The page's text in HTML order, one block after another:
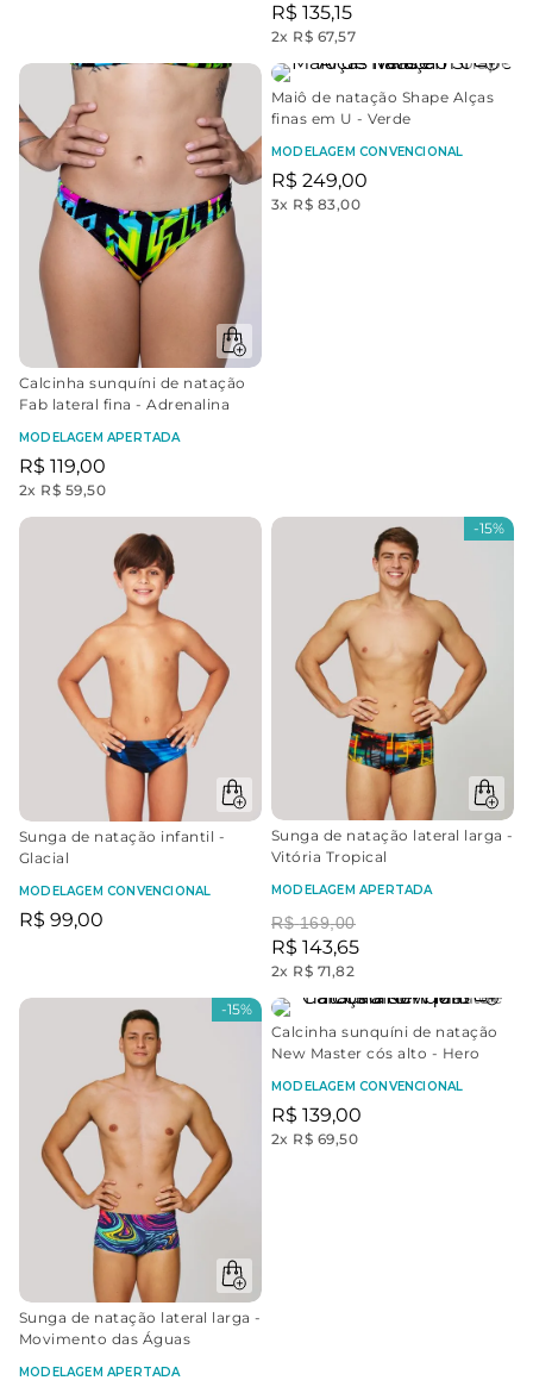
R$ 135,15
2x R$ 67,57
Calcinha sunquíni de natação
Fab lateral fina - Adrenalina
MODELAGEM APERTADA
R$ 119,00
2x R$ 59,50
Maiô de natação Shape Alças
finas em U - Verde
MODELAGEM CONVENCIONAL
R$ 249,00
3x R$ 83,00
Sunga de natação infantil -
Glacial
MODELAGEM CONVENCIONAL
R$ 99,00
-15%
Sunga de natação lateral larga -
Vitória Tropical
MODELAGEM APERTADA
R$ 169,00
R$ 143,65
2x R$ 71,82
-15%
Sunga de natação lateral larga -
Movimento das Águas
MODELAGEM APERTADA
Calcinha sunquíni de natação
New Master cós alto - Hero
MODELAGEM CONVENCIONAL
R$ 139,00
2x R$ 69,50